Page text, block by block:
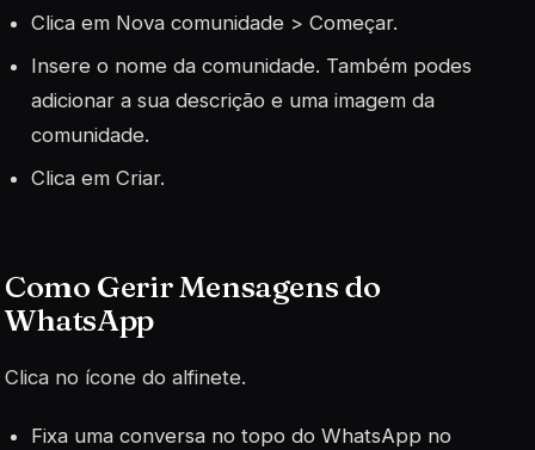
Clica em Nova comunidade > Começar.
Insere o nome da comunidade. Também podes
adicionar a sua descrição e uma imagem da
comunidade.
Clica em Criar.
Como Gerir Mensagens do
WhatsApp
Clica no ícone do alfinete.
Fixa uma conversa no topo do WhatsApp no